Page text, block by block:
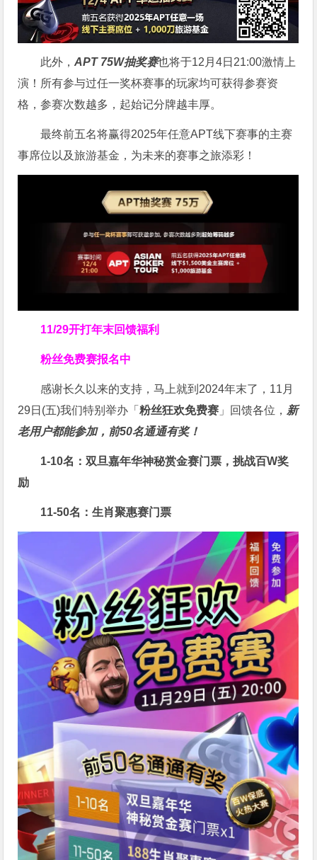
此外，APT 75W抽奖赛也将于12月4日21:00激情上
演！所有参与过任一奖杯赛事的玩家均可获得参赛资
格，参赛次数越多，起始记分牌越丰厚。
最终前五名将赢得2025年任意APT线下赛事的主赛
事席位以及旅游基金，为未来的赛事之旅添彩！
11/29开打年末回馈福利
粉丝免费赛报名中
感谢长久以来的支持，马上就到2024年末了，11月
29日(五)我们特别举办「粉丝狂欢免费赛 」回馈各位，新
老用户都能参加，前50名通通有奖！
1-10名：双旦嘉年华神秘赏金赛门票，挑战百W奖
励
11-50名：生肖聚惠赛门票